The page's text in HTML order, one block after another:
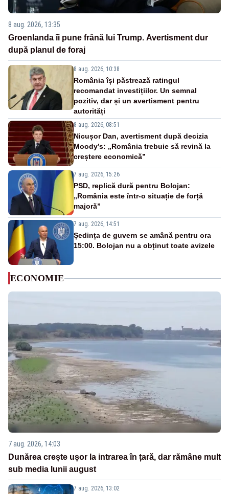
8 aug. 2026, 13:35
Groenlanda îi pune frână lui Trump. Avertisment dur
după planul de foraj
8 aug. 2026, 10:38
România își păstrează ratingul
recomandat investițiilor. Un semnal
pozitiv, dar și un avertisment pentru
autorități
8 aug. 2026, 08:51
Nicușor Dan, avertisment după decizia
Moody’s: „România trebuie să revină la
creștere economică”
7 aug. 2026, 15:26
PSD, replică dură pentru Bolojan:
„România este într-o situație de forță
majoră”
7 aug. 2026, 14:51
Ședința de guvern se amână pentru ora
15:00. Bolojan nu a obținut toate avizele
ECONOMIE
7 aug. 2026, 14:03
Dunărea crește ușor la intrarea în țară, dar rămâne mult
sub media lunii august
7 aug. 2026, 13:02